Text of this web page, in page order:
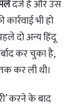
दर्ज हैं और उस
कार्रवाई भी हो
दो अन्य हिंदू
कर चुका है,
कर ली थी।
करने के बाद